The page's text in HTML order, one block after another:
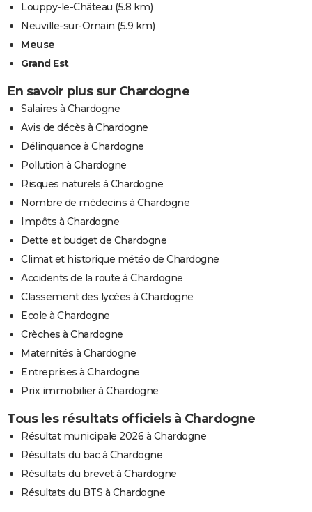
Louppy-le-Château (5.8 km)
Neuville-sur-Ornain (5.9 km)
Meuse
Grand Est
En savoir plus sur Chardogne
Salaires à Chardogne
Avis de décès à Chardogne
Délinquance à Chardogne
Pollution à Chardogne
Risques naturels à Chardogne
Nombre de médecins à Chardogne
Impôts à Chardogne
Dette et budget de Chardogne
Climat et historique météo de Chardogne
Accidents de la route à Chardogne
Classement des lycées à Chardogne
Ecole à Chardogne
Crèches à Chardogne
Maternités à Chardogne
Entreprises à Chardogne
Prix immobilier à Chardogne
Tous les résultats officiels à Chardogne
Résultat municipale 2026 à Chardogne
Résultats du bac à Chardogne
Résultats du brevet à Chardogne
Résultats du BTS à Chardogne